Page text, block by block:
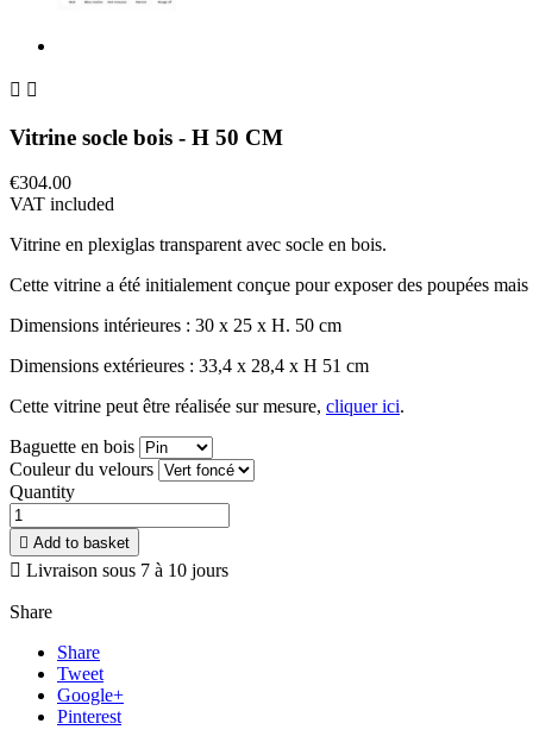
 
Vitrine socle bois - H 50 CM
€304.00
VAT included
Vitrine en plexiglas transparent avec socle en bois.
Cette vitrine a été initialement conçue pour exposer des poupées
Dimensions intérieures : 30 x 25 x H. 50 cm
Dimensions extérieures : 33,4 x 28,4 x H 51 cm
Cette vitrine peut être réalisée sur mesure, cliquer ici.
Baguette en bois
Couleur du velours
Quantity
 Add to basket
 Livraison sous 7 à 10 jours
Share
Share
Tweet
Google+
Pinterest